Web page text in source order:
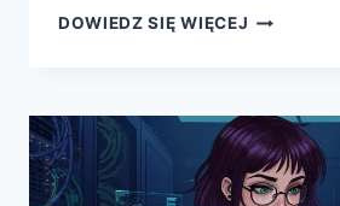
DOWIEDZ SIĘ WIĘCEJ EWOLUCJA
NA
PC
W
2025